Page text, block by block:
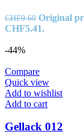
CHF9.60 Original
CHF5.41.
-44%
Compare
Quick view
Add to wishlist
Add to cart
Gellack 012